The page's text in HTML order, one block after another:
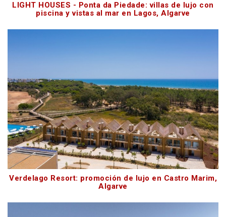
LIGHT HOUSES - Ponta da Piedade: villas de lujo con
piscina y vistas al mar en Lagos, Algarve
Verdelago Resort: promoción de lujo en Castro Marim,
Algarve